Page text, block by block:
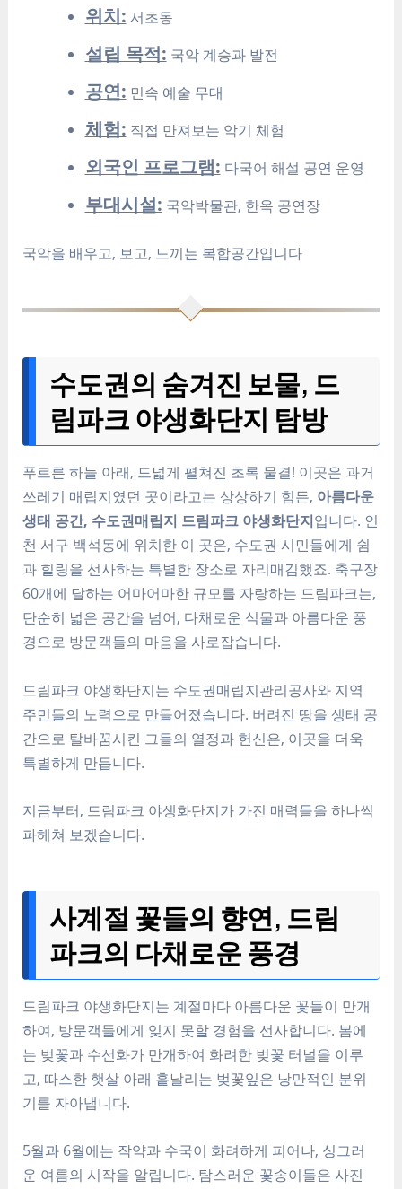
위치: 서초동
설립 목적: 국악 계승과 발전
공연: 민속 예술 무대
체험: 직접 만져보는 악기 체험
외국인 프로그램: 다국어 해설 공연 운영
부대시설: 국악박물관, 한옥 공연장
국악을 배우고, 보고, 느끼는 복합공간입니다
수도권의 숨겨진 보물, 드
림파크 야생화단지 탐방
푸르른 하늘 아래, 드넓게 펼쳐진 초록 물결! 이곳은 과거
쓰레기 매립지였던 곳이라고는 상상하기 힘든, 아름다운
생태 공간, 수도권매립지 드림파크 야생화단지입니다. 인
천 서구 백석동에 위치한 이 곳은, 수도권 시민들에게 쉼
과 힐링을 선사하는 특별한 장소로 자리매김했죠. 축구장
60개에 달하는 어마어마한 규모를 자랑하는 드림파크는,
단순히 넓은 공간을 넘어, 다채로운 식물과 아름다운 풍
경으로 방문객들의 마음을 사로잡습니다.
드림파크 야생화단지는 수도권매립지관리공사와 지역
주민들의 노력으로 만들어졌습니다. 버려진 땅을 생태 공
간으로 탈바꿈시킨 그들의 열정과 헌신은, 이곳을 더욱
특별하게 만듭니다.
지금부터, 드림파크 야생화단지가 가진 매력들을 하나씩
파헤쳐 보겠습니다.
사계절 꽃들의 향연, 드림
파크의 다채로운 풍경
드림파크 야생화단지는 계절마다 아름다운 꽃들이 만개
하여, 방문객들에게 잊지 못할 경험을 선사합니다. 봄에
는 벚꽃과 수선화가 만개하여 화려한 벚꽃 터널을 이루
고, 따스한 햇살 아래 흩날리는 벚꽃잎은 낭만적인 분위
기를 자아냅니다.
5월과 6월에는 작약과 수국이 화려하게 피어나, 싱그러
운 여름의 시작을 알립니다. 탐스러운 꽃송이들은 사진